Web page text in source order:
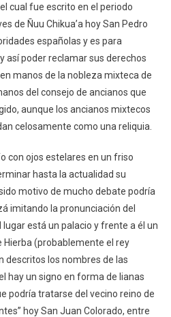
cual fue escrito en el periodo
de Ñuu Chikua’a hoy San Pedro
españolas y es para
así poder reclamar sus derechos
manos de la nobleza mixteca de
del consejo de ancianos que
aunque los ancianos mixtecos
celosamente como una reliquia.
con ojos estelares en un friso
hasta la actualidad su
motivo de mucho debate podría
imitando la pronunciación del
está un palacio y frente a él un
Hierba (probablemente el rey
descritos los nombres de las
hay un signo en forma de lianas
podría tratarse del vecino reino de
hoy San Juan Colorado, entre